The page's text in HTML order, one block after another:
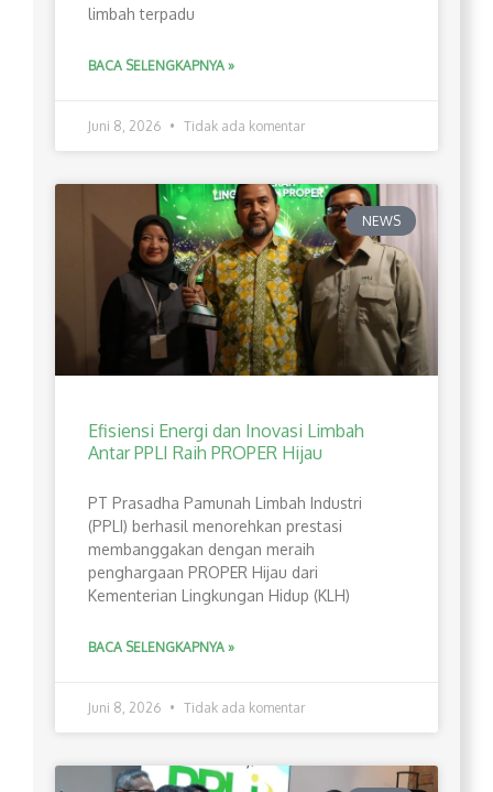
limbah terpadu
BACA SELENGKAPNYA »
Juni 8, 2026 Tidak ada komentar
NEWS
Efisiensi Energi dan Inovasi Limbah
Antar PPLI Raih PROPER Hijau
PT Prasadha Pamunah Limbah Industri
(PPLI) berhasil menorehkan prestasi
membanggakan dengan meraih
penghargaan PROPER Hijau dari
Kementerian Lingkungan Hidup (KLH)
BACA SELENGKAPNYA »
Juni 8, 2026 Tidak ada komentar